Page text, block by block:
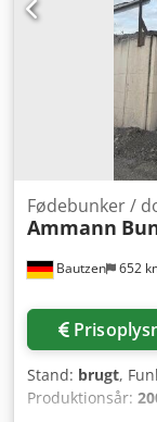
Bautzen 652
Fødebunker /
Ammann
Stand: brugt,
Produktionsår: